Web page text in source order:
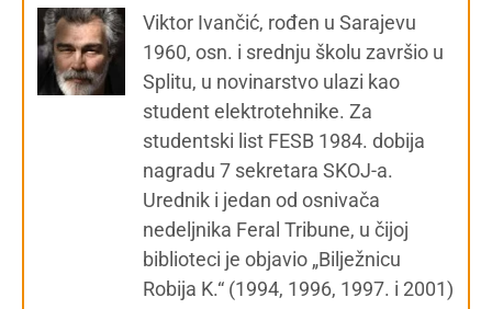
Viktor Ivančić, rođen u Sarajevu
1960, osn. i srednju školu završio u
Splitu, u novinarstvo ulazi kao
student elektrotehnike. Za
studentski list FESB 1984. dobija
nagradu 7 sekretara SKOJ-a.
Urednik i jedan od osnivača
nedeljnika Feral Tribune, u čijoj
biblioteci je objavio „Bilježnicu
Robija K.“ (1994, 1996, 1997. i 2001)